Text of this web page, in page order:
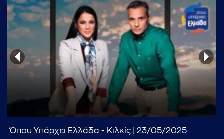
...πληκτρολογήστε κείμενο προς αναζήτηση
Όπου Υπάρχει Ελλάδα - Κιλκίς | 23/05/2025